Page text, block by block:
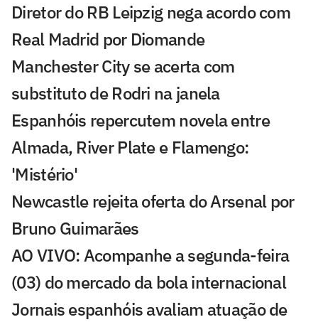
Diretor do RB Leipzig nega acordo com
Real Madrid por Diomande
Manchester City se acerta com
substituto de Rodri na janela
Espanhóis repercutem novela entre
Almada, River Plate e Flamengo:
'Mistério'
Newcastle rejeita oferta do Arsenal por
Bruno Guimarães
AO VIVO: Acompanhe a segunda-feira
(03) do mercado da bola internacional
Jornais espanhóis avaliam atuação de